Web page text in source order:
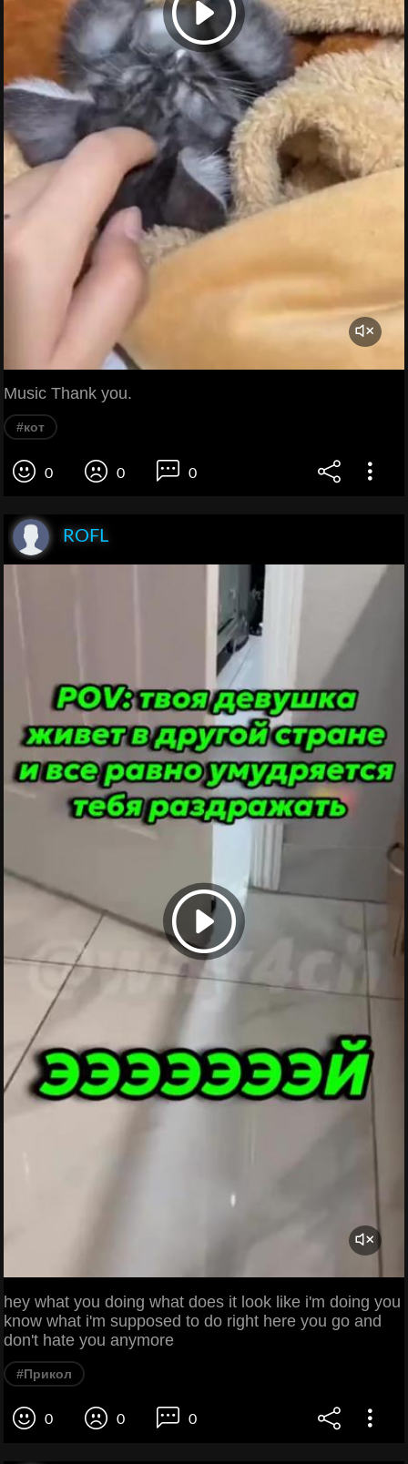
Music Thank you.
#кот
0 0 0
ROFL
hey what you doing what does it look like i'm doing you
know what i'm supposed to do right here you go and
don't hate you anymore
#Прикол
0 0 0